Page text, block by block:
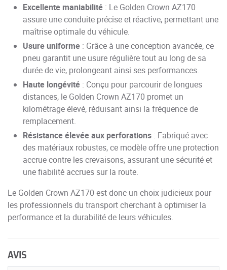
Excellente maniabilité : Le Golden Crown AZ170
assure une conduite précise et réactive, permettant une
maîtrise optimale du véhicule.
Usure uniforme : Grâce à une conception avancée, ce
pneu garantit une usure régulière tout au long de sa
durée de vie, prolongeant ainsi ses performances.
Haute longévité : Conçu pour parcourir de longues
distances, le Golden Crown AZ170 promet un
kilométrage élevé, réduisant ainsi la fréquence de
remplacement.
Résistance élevée aux perforations : Fabriqué avec
des matériaux robustes, ce modèle offre une protection
accrue contre les crevaisons, assurant une sécurité et
une fiabilité accrues sur la route.
Le Golden Crown AZ170 est donc un choix judicieux pour
les professionnels du transport cherchant à optimiser la
performance et la durabilité de leurs véhicules.
AVIS